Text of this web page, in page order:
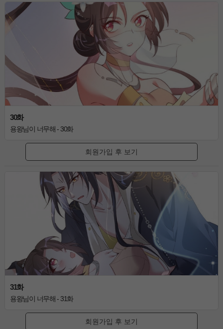
30화
용왕님이 너무해 - 30화
회원가입 후 보기
31화
용왕님이 너무해 - 31화
회원가입 후 보기